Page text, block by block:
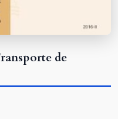
de